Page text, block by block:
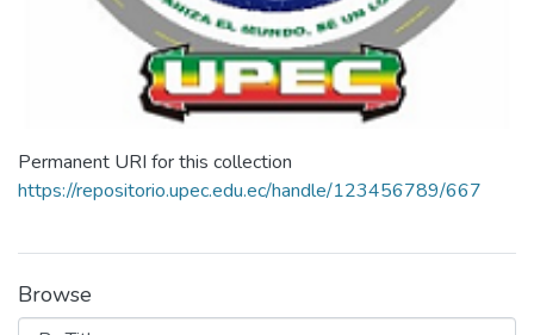
Permanent URI for this collection
https://repositorio.upec.edu.ec/handle/123456789/667
Browse